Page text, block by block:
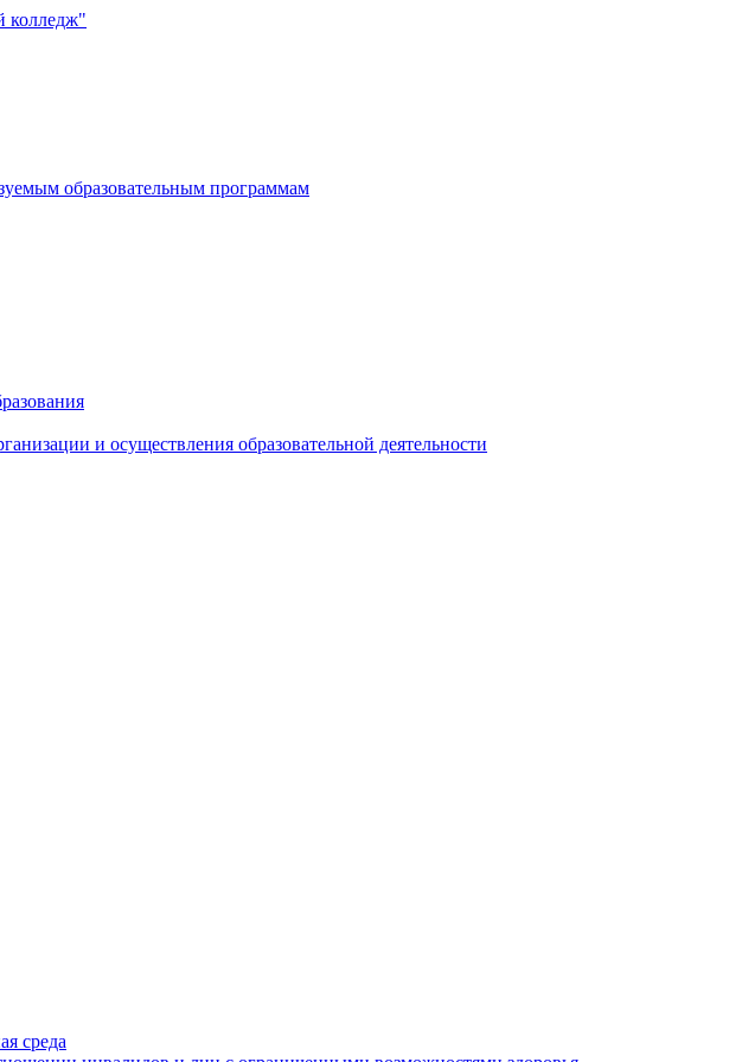
колледж"
образовательным программам
и осуществления образовательной деятельности
среда